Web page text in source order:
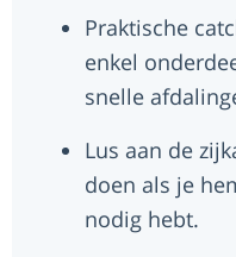
Praktische
enkel
snelle
Lus aan de
doen als je
nodig hebt.